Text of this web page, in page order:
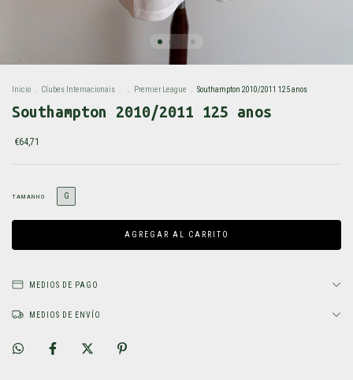
Inicio . Clubes Internacionais . . Premier League . Southampton 2010/2011 125 anos
Southampton 2010/2011 125 anos
€64,71
TAMANHO G
MEDIOS DE PAGO
MEDIOS DE ENVÍO